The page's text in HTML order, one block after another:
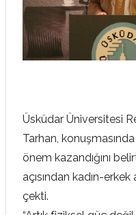
Üsküdar Üniversitesi
Tarhan,
önem kazandığını
açısından kadın-
çekti.